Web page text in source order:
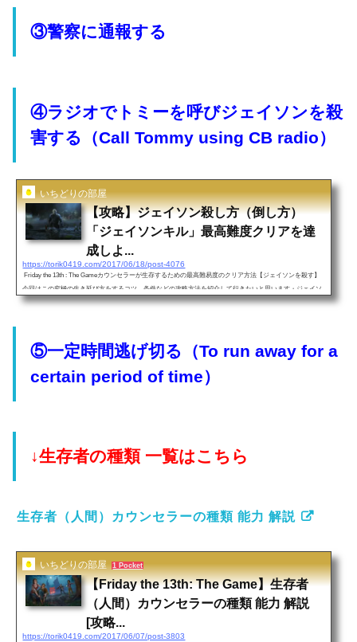
③警察に通報する
④ラジオでトミーを呼びジェイソンを殺
害する（Call Tommy using CB radio）
いちどりの部屋
【攻略】ジェイソン殺し方（倒し方）
「ジェイソンキル」最高難度クリアを達
成しよ...
https://torik0419.com/2017/06/18/post-4076
Friday the 13th : The Gameカウンセラーが生存するための最高難易度のクリア方法【ジェイソンを殺す】
今回はこの究極の生き延び方をするコツ、条件などの攻略方法を紹介して行きたいと思います・ジェイソ
ンの倒し方（動画で見たい方はこちら！） １．ジェイソンを殺すための前提条件①トミーが生存している
ター装備する事&am...
⑤一定時間逃げ切る（To run away for a
certain period of time）
↓生存者の種類 一覧はこちら
生存者（人間）カウンセラーの種類 能力 解説
いちどりの部屋 1 Pocket
【Friday the 13th: The Game】生存者
（人間）カウンセラーの種類 能力 解説
[攻略...
https://torik0419.com/2017/06/07/post-3803